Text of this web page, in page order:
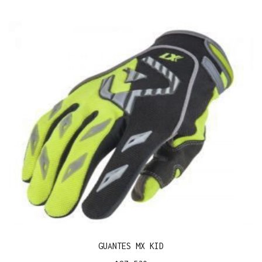
GUANTES MX KID